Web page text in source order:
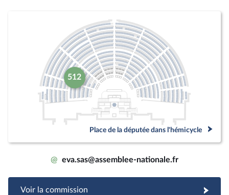
512
Place de la députée dans l'hémicycle
@ eva.sas@assemblee-nationale.fr
Voir la commission